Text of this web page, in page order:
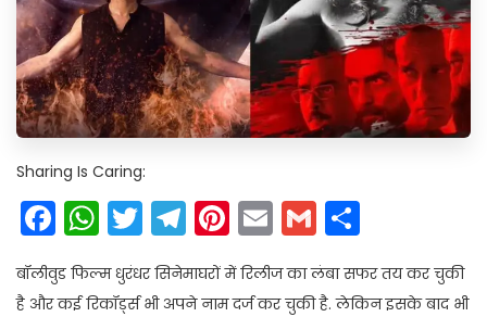
Sharing Is Caring:
Facebook
WhatsApp
Twitter
Telegram
Pinterest
EmailGmail
बॉलीवुड फिल्म धुरंधर सिनेमाघरों में रिलीज का लंबा सफर तय कर चुकी
है और कई रिकॉर्ड्स भी अपने नाम दर्ज कर चुकी है. लेकिन इसके बाद भी